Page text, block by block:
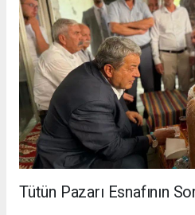
Tütün Pazarı Esnafının